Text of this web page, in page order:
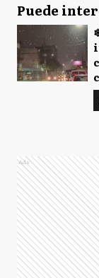
Puede
Ads